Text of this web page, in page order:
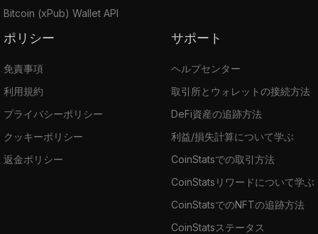
Bitcoin (xPub) Wallet API
ポリシー
免責事項
利用規約
プライバシーポリシー
クッキーポリシー
返金ポリシー
サポート
ヘルプセンター
取引所とウォレットの接続方法
DeFi資産の追跡方法
利益/損失計算について学ぶ
CoinStatsでの取引方法
CoinStatsリワードについて学ぶ
CoinStatsでのNFTの追跡方法
CoinStatsステータス